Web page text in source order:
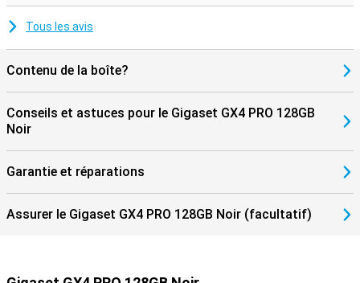
lumineux pour les notifications. Cela s'avère très pratique lorsque
qui le rend parfaitement adapté à une utilisation professionnelle.
Tous les avis
Contenu de la boîte?
Conseils et astuces pour le Gigaset GX4 PRO 128GB
Noir
Garantie et réparations
Assurer le Gigaset GX4 PRO 128GB Noir (facultatif)